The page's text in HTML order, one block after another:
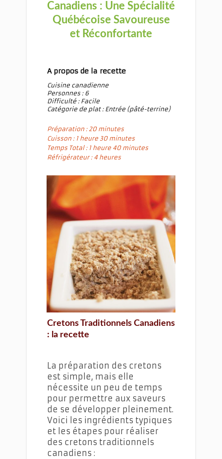
Canadiens : Une Spécialité
Québécoise Savoureuse
et Réconfortante
A propos de la recette
Cuisine canadienne
Personnes : 6
Difficulté : Facile
Catégorie de plat : Entrée (pâté-terrine)
Préparation : 20 minutes
Cuisson : 1 heure 30 minutes
Temps Total : 1 heure 40 minutes
Réfrigérateur : 4 heures
Cretons Traditionnels Canadiens
: la recette
La préparation des cretons
est simple, mais elle
nécessite un peu de temps
pour permettre aux saveurs
de se développer pleinement.
Voici les ingrédients typiques
et les étapes pour réaliser
des cretons traditionnels
canadiens :